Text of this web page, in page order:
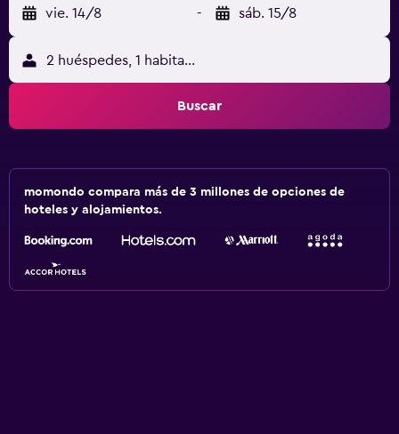
vie. 14/8 - sáb. 15/8
2 huéspedes, 1 habitación
Buscar
momondo compara más de 3 millones de opciones de
hoteles y alojamientos.